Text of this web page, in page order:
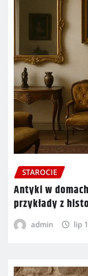
STAROCIE
Antyki w
przykłady z
admin lip